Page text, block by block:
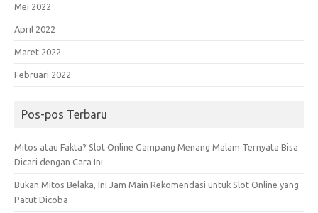
Mei 2022
April 2022
Maret 2022
Februari 2022
Pos-pos Terbaru
Mitos atau Fakta? Slot Online Gampang Menang Malam Ternyata Bisa
Dicari dengan Cara Ini
Bukan Mitos Belaka, Ini Jam Main Rekomendasi untuk Slot Online yang
Patut Dicoba